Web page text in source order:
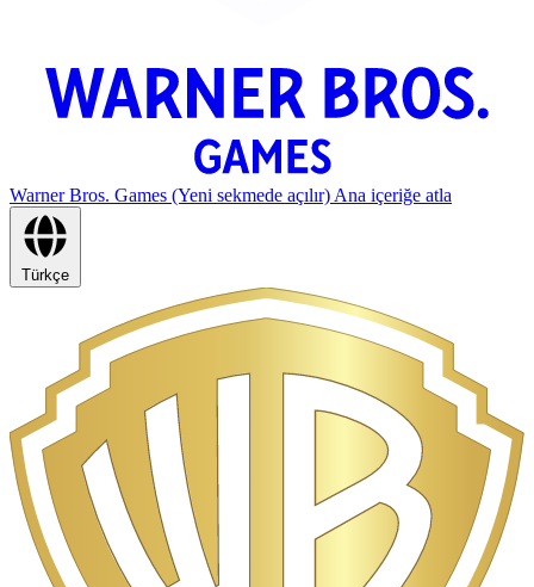
Warner Bros. Games (Yeni sekmede açılır) Ana içeriğe atla
Türkçe